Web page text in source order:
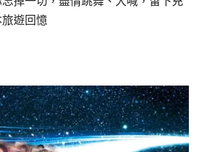
遊回憶